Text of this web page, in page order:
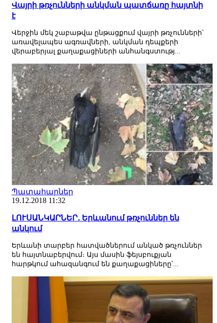
Վայրի թռչունների անկման պատճառը հայտնի
է
Վերջին մեկ շաբաթվա ընթացքում վայրի թռչունների՝
առավելապես ագռավների, անկման դեպքերի
վերաբերյալ քաղաքացիների անհանգստությ...
Պատահարներ
19.12.2018 11:32
ԼՈՒՍԱՆԿԱՐՆԵՐ․ Երևանում թռչուններ են
անկում
Երևանի տարբեր հատվածներում անկած թռչուններ
են հայտնաբերվում։ Այս մասին ֆեյսբուքյան
հարթկում ահազանգում են քաղաքացիները՝...